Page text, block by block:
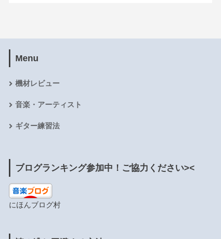
Menu
機材レビュー
音楽・アーティスト
ギター練習法
ブログランキング参加中！ご協力ください><
にほんブログ村